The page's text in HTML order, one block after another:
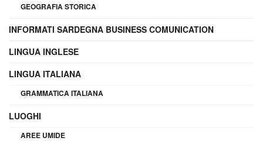
GEOGRAFIA STORICA
INFORMATI SARDEGNA BUSINESS COMUNICATION
LINGUA INGLESE
LINGUA ITALIANA
GRAMMATICA ITALIANA
LUOGHI
AREE UMIDE